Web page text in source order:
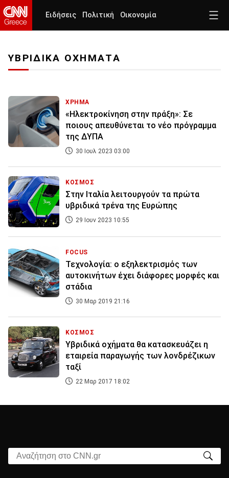
Ειδήσεις Πολιτική Οικονομία
ΥΒΡΙΔΙΚΑ ΟΧΗΜΑΤΑ
ΧΡΗΜΑ
«Ηλεκτροκίνηση στην πράξη»: Σε
ποιους απευθύνεται το νέο πρόγραμμα
της ΔΥΠΑ
30 Ιουλ 2023 03:00
ΚΟΣΜΟΣ
Στην Ιταλία λειτουργούν τα πρώτα
υβριδικά τρένα της Ευρώπης
29 Ιουν 2023 10:55
FOCUS
Τεχνολογία: ο εξηλεκτρισμός των
αυτοκινήτων έχει διάφορες μορφές και
στάδια
30 Μαρ 2019 21:16
ΚΟΣΜΟΣ
Υβριδικά οχήματα θα κατασκευάζει η
εταιρεία παραγωγής των λονδρέζικων
ταξί
22 Μαρ 2017 18:02
Αναζήτηση στο CNN.gr